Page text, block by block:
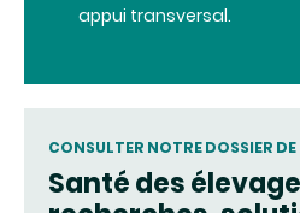
appui transversal.
CONSULTER NOTRE DOSSIER DE
Santé des